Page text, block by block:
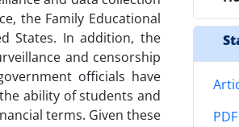
the Family Educational
States. In addition, the
and censorship
officials have
ability of students and
terms. Given these